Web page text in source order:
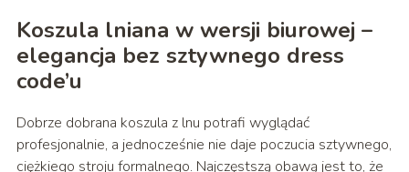
Koszula lniana w wersji biurowej –
elegancja bez sztywnego dress
code’u
Dobrze dobrana koszula z lnu potrafi wyglądać
profesjonalnie, a jednocześnie nie daje poczucia sztywnego,
ciężkiego stroju formalnego. Najczęstszą obawą jest to, że